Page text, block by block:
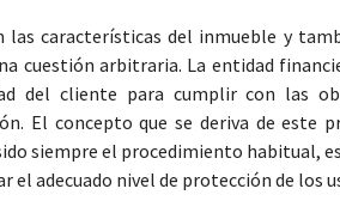
las características del inmueble y
cuestión arbitraria. La entidad
del cliente para cumplir con las
El concepto que se deriva de este
siempre el procedimiento habitual,
el adecuado nivel de protección de los